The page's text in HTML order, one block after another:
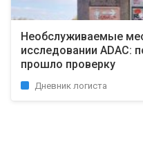
Необслуживаемые
исследовании ADAC:
прошло проверку
Дневник логиста